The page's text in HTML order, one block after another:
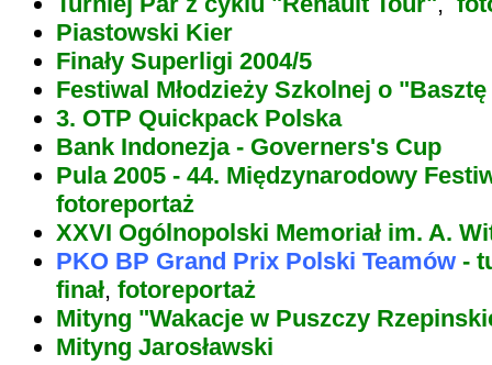
Piastowski Kier
Finały Superligi 2004/5
Festiwal Młodzieży Szkolnej o
3. OTP Quickpack Polska
Bank Indonezja - Governers's Cup
Pula 2005 - 44. Międzynarodowy
fotoreportaż
XXVI Ogólnopolski Memoriał im. A.
PKO BP Grand Prix Polski Teamów -
finał, fotoreportaż
Mityng "Wakacje w Puszczy
Mityng Jarosławski